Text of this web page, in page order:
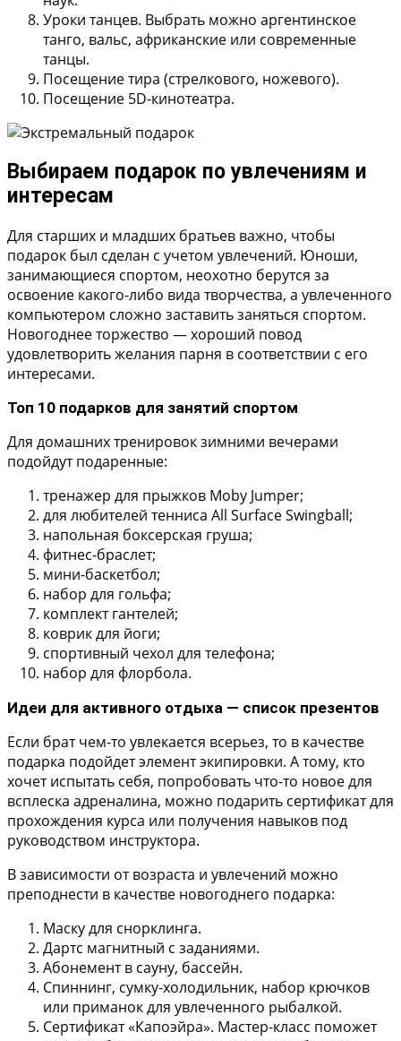
Уроки танцев. Выбрать можно аргентинское
танго, вальс, африканские или современные
танцы.
Посещение тира (стрелкового, ножевого).
Посещение 5D-кинотеатра.
Выбираем подарок по увлечениям и
интересам
Для старших и младших братьев важно, чтобы
подарок был сделан с учетом увлечений. Юноши,
занимающиеся спортом, неохотно берутся за
освоение какого-либо вида творчества, а увлеченного
компьютером сложно заставить заняться спортом.
Новогоднее торжество — хороший повод
удовлетворить желания парня в соответствии с его
интересами.
Топ 10 подарков для занятий спортом
Для домашних тренировок зимними вечерами
подойдут подаренные:
тренажер для прыжков Moby Jumper;
для любителей тенниса All Surface Swingball;
напольная боксерская груша;
фитнес-браслет;
мини-баскетбол;
набор для гольфа;
комплект гантелей;
коврик для йоги;
спортивный чехол для телефона;
набор для флорбола.
Идеи для активного отдыха — список презентов
Если брат чем-то увлекается всерьез, то в качестве
подарка подойдет элемент экипировки. А тому, кто
хочет испытать себя, попробовать что-то новое для
всплеска адреналина, можно подарить сертификат для
прохождения курса или получения навыков под
руководством инструктора.
В зависимости от возраста и увлечений можно
преподнести в качестве новогоднего подарка:
Маску для снорклинга.
Дартс магнитный с заданиями.
Абонемент в сауну, бассейн.
Спиннинг, сумку-холодильник, набор крючков
или приманок для увлеченного рыбалкой.
Сертификат «Капоэйра». Мастер-класс поможет